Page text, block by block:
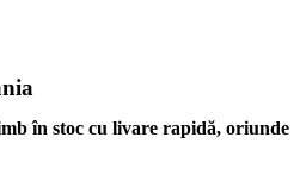
în stoc cu livare rapidă, oriunde